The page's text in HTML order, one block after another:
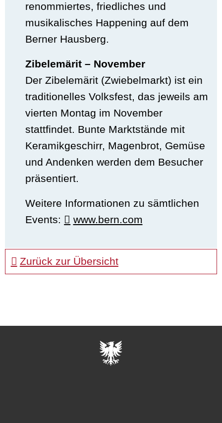
renommiertes, friedliches und
musikalisches Happening auf dem
Berner Hausberg.
Zibelemärit – November
Der Zibelemärit (Zwiebelmarkt) ist ein
traditionelles Volksfest, das jeweils am
vierten Montag im November
stattfindet. Bunte Marktstände mit
Keramikgeschirr, Magenbrot, Gemüse
und Andenken werden dem Besucher
präsentiert.
Weitere Informationen zu sämtlichen
Events:
www.bern.com
Zurück zur Übersicht